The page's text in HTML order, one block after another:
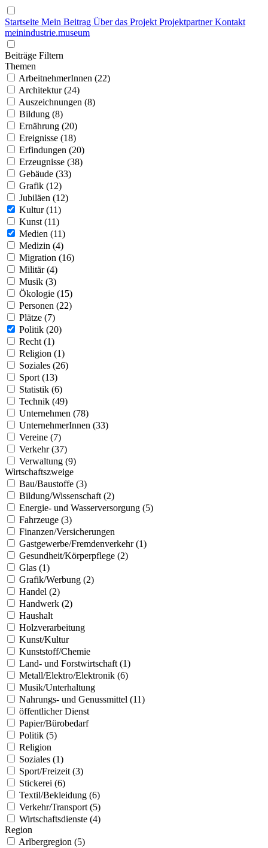
Startseite Mein Beitrag Über das Projekt ProjektpartnerKontakt
meinindustrie.museum
Beiträge Filtern
Themen
ArbeitnehmerInnen (22)
Architektur (24)
Auszeichnungen (8)
Bildung (8)
Ernährung (20)
Ereignisse (18)
Erfindungen (20)
Erzeugnisse (38)
Gebäude (33)
Grafik (12)
Jubiläen (12)
Kultur (11)
Kunst (11)
Medien (11)
Medizin (4)
Migration (16)
Militär (4)
Musik (3)
Ökologie (15)
Personen (22)
Plätze (7)
Politik (20)
Recht (1)
Religion (1)
Soziales (26)
Sport (13)
Statistik (6)
Technik (49)
Unternehmen (78)
UnternehmerInnen (33)
Vereine (7)
Verkehr (37)
Verwaltung (9)
Wirtschaftszweige
Bau/Baustoffe (3)
Bildung/Wissenschaft (2)
Energie- und Wasserversorgung (5)
Fahrzeuge (3)
Finanzen/Versicherungen
Gastgewerbe/Fremdenverkehr (1)
Gesundheit/Körperpflege (2)
Glas (1)
Grafik/Werbung (2)
Handel (2)
Handwerk (2)
Haushalt
Holzverarbeitung
Kunst/Kultur
Kunststoff/Chemie
Land- und Forstwirtschaft (1)
Metall/Elektro/Elektronik (6)
Musik/Unterhaltung
Nahrungs- und Genussmittel (11)
öffentlicher Dienst
Papier/Bürobedarf
Politik (5)
Religion
Soziales (1)
Sport/Freizeit (3)
Stickerei (6)
Textil/Bekleidung (6)
Verkehr/Transport (5)
Wirtschaftsdienste (4)
Region
Arlbergregion (5)